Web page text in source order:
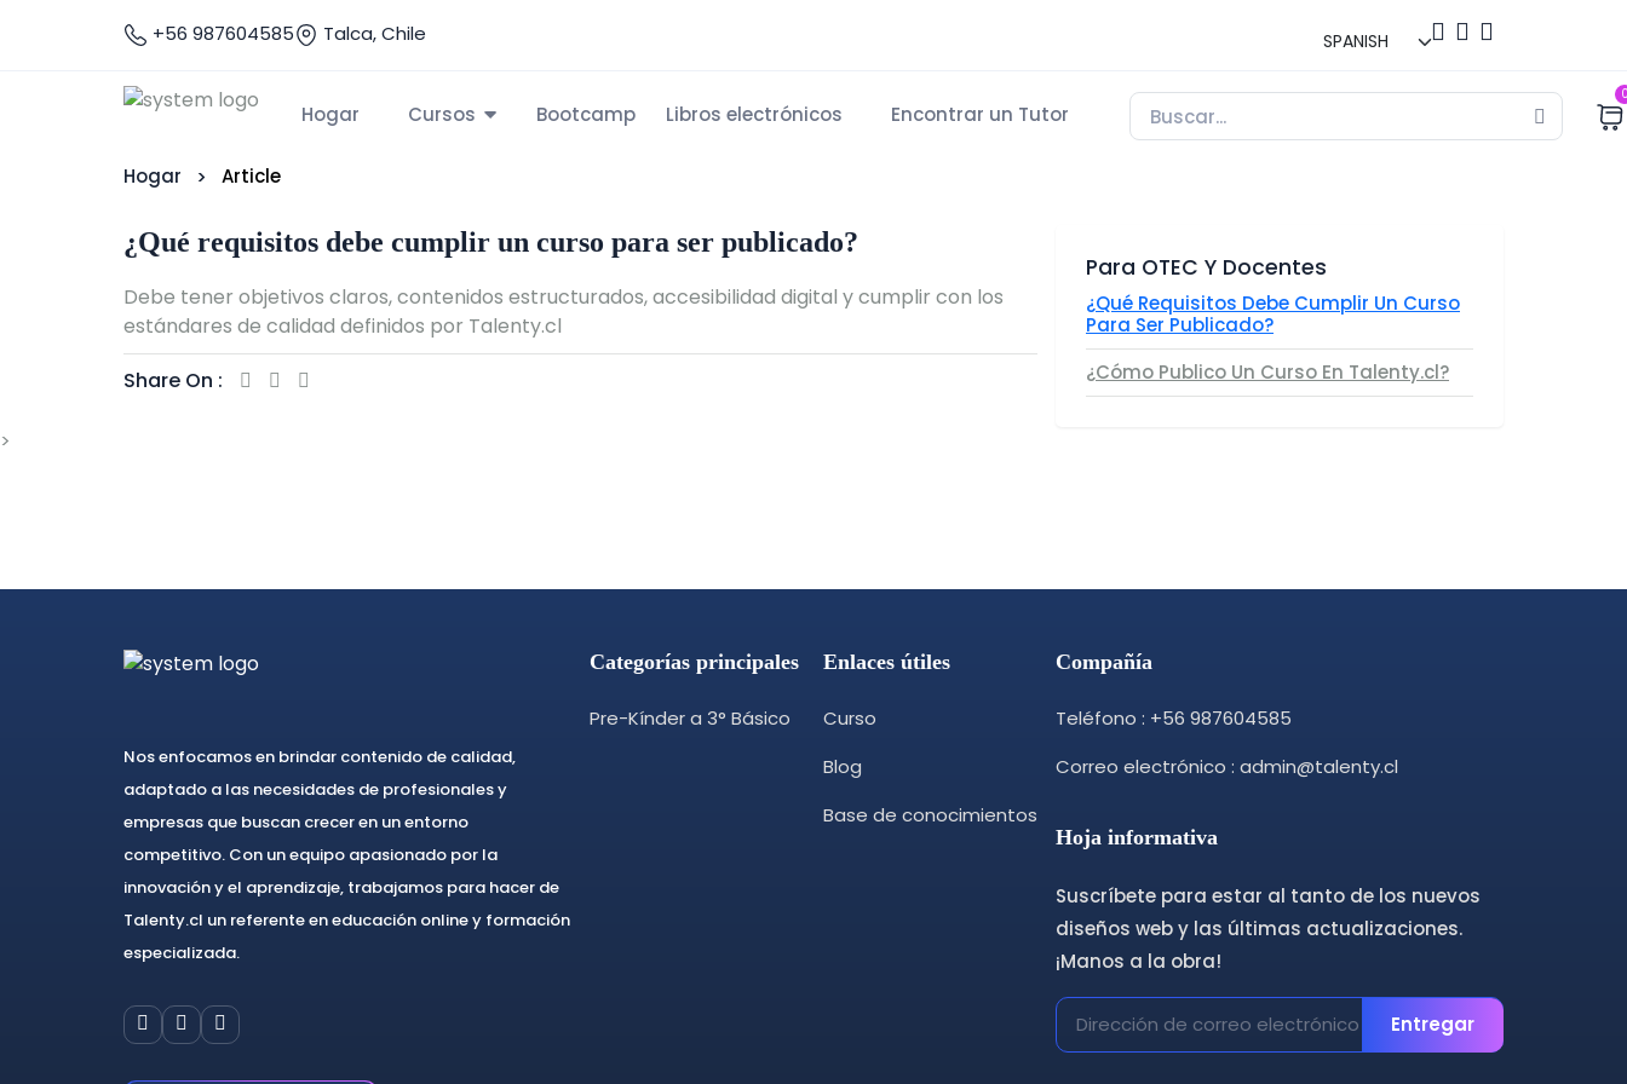
+56 987604585 Talca, Chile
Hogar Cursos Bootcamp Libros electrónicos Encontrar un Tutor
Hogar Article
¿Qué requisitos debe cumplir un curso para ser publicado?
Debe tener objetivos claros, contenidos estructurados, accesibilidad digital y cumplir con los
estándares de calidad definidos por Talenty.cl
Share On :
Para OTEC Y Docentes
¿Qué Requisitos Debe Cumplir Un Curso
Para Ser Publicado?
¿Cómo Publico Un Curso En Talenty.cl?
>
Nos enfocamos en brindar contenido de calidad,
adaptado a las necesidades de profesionales y
empresas que buscan crecer en un entorno
competitivo. Con un equipo apasionado por la
innovación y el aprendizaje, trabajamos para hacer de
Talenty.cl un referente en educación online y formación
especializada.
Categorías principales
Pre-Kínder a 3° Básico
Enlaces útiles
Curso
Blog
Base de conocimientos
Compañía
Teléfono : +56 987604585
Correo electrónico : admin@talenty.cl
Hoja informativa
Suscríbete para estar al tanto de los nuevos
diseños web y las últimas actualizaciones.
¡Manos a la obra!
Entregar